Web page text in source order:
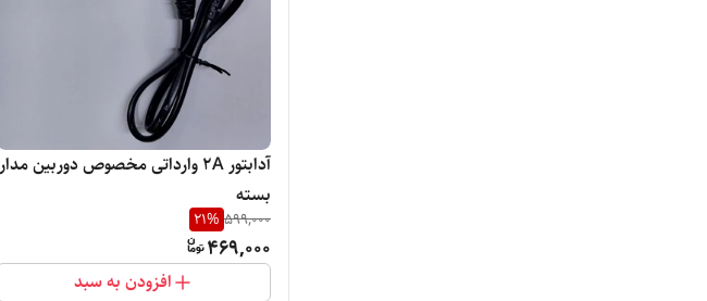
آدابتور 2A وارداتی مخصوص دوربین مدار
بسته
599,000
21%
469,000
افزودن به سبد